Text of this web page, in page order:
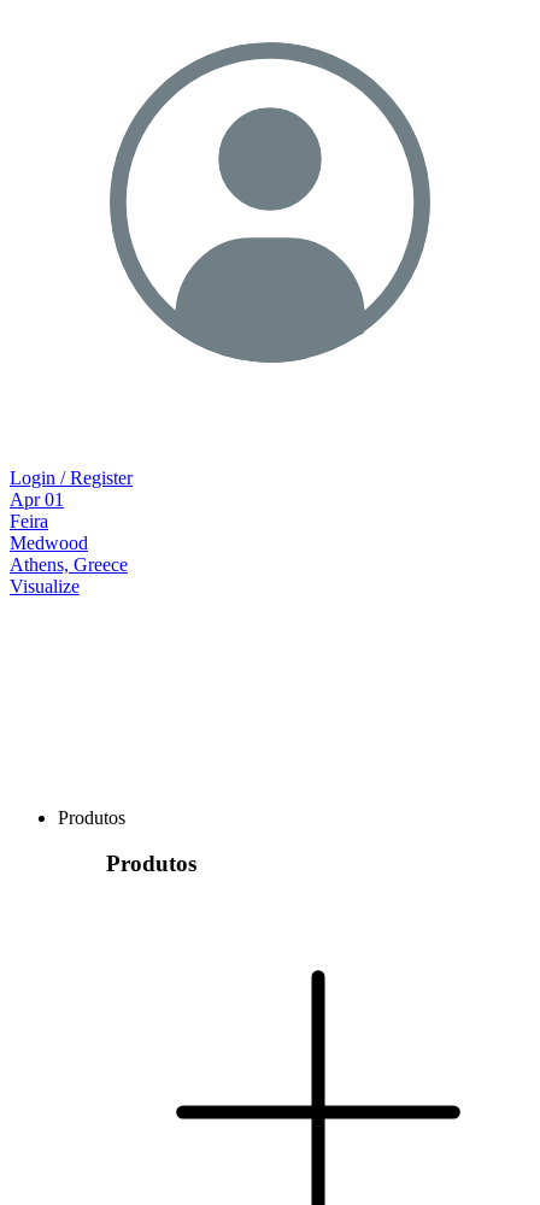
Login / Register
Apr 01
Feira
Medwood
Athens, Greece
Visualize
Produtos
Produtos